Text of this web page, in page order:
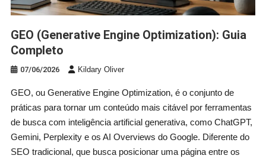
GEO (Generative Engine Optimization): Guia
Completo
07/06/2026 Kildary Oliver
GEO, ou Generative Engine Optimization, é o conjunto de
práticas para tornar um conteúdo mais citável por ferramentas
de busca com inteligência artificial generativa, como ChatGPT,
Gemini, Perplexity e os AI Overviews do Google. Diferente do
SEO tradicional, que busca posicionar uma página entre os